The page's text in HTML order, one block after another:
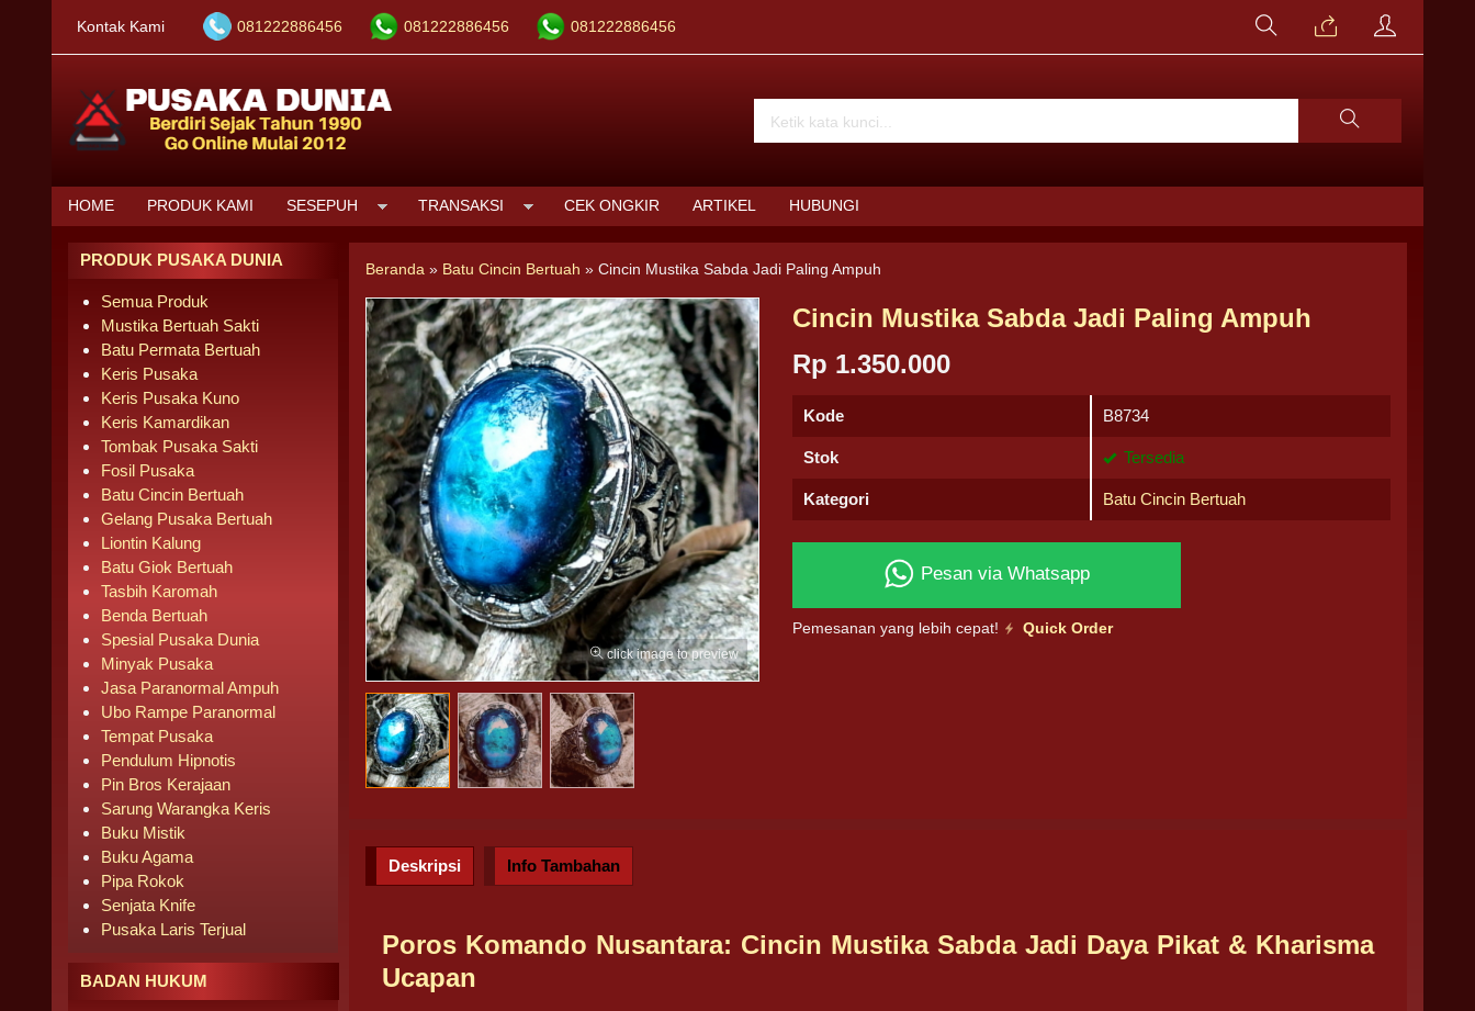
Kontak Kami 081222886456 081222886456 081222886456
HOME PRODUK KAMI SESEPUH TRANSAKSI CEK ONGKIR ARTIKEL HUBUNGI
Beranda » Batu Cincin Bertuah »Cincin Mustika Sabda Jadi Paling Ampuh
click image to preview
Cincin Mustika Sabda Jadi Paling Ampuh
Rp 1.350.000
Kode B8734
Stok Tersedia
Kategori Batu Cincin Bertuah
Pesan via Whatsapp
Pemesanan yang lebih cepat! Quick Order
Deskripsi Info Tambahan
Poros Komando Nusantara: Cincin Mustika Sabda Jadi Daya Pikat & Kharisma
Ucapan
PRODUK PUSAKA DUNIA
Semua Produk
Mustika Bertuah Sakti
Batu Permata Bertuah
Keris Pusaka
Keris Pusaka Kuno
Keris Kamardikan
Tombak Pusaka Sakti
Fosil Pusaka
Batu Cincin Bertuah
Gelang Pusaka Bertuah
Liontin Kalung
Batu Giok Bertuah
Tasbih Karomah
Benda Bertuah
Spesial Pusaka Dunia
Minyak Pusaka
Jasa Paranormal Ampuh
Ubo Rampe Paranormal
Tempat Pusaka
Pendulum Hipnotis
Pin Bros Kerajaan
Sarung Warangka Keris
Buku Mistik
Buku Agama
Pipa Rokok
Senjata Knife
Pusaka Laris Terjual
BADAN HUKUM